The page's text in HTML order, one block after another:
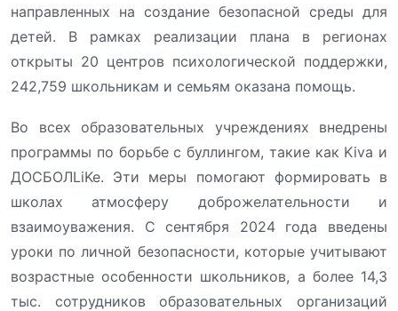
направленных на создание безопасной среды для
детей. В рамках реализации плана в регионах
открыты 20 центров психологической поддержки,
242,759 школьникам и семьям оказана помощь.
Во всех образовательных учреждениях внедрены
программы по борьбе с буллингом, такие как Kiva и
ДОСБОЛLiKe. Эти меры помогают формировать в
школах атмосферу доброжелательности и
взаимоуважения. С сентября 2024 года введены
уроки по личной безопасности, которые учитывают
возрастные особенности школьников, а более 14,3
тыс. сотрудников образовательных организаций